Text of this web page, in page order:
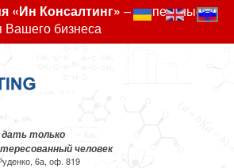
«Ин Консалтинг» – экспертные
бизнеса
только
человек
6а, оф. 819